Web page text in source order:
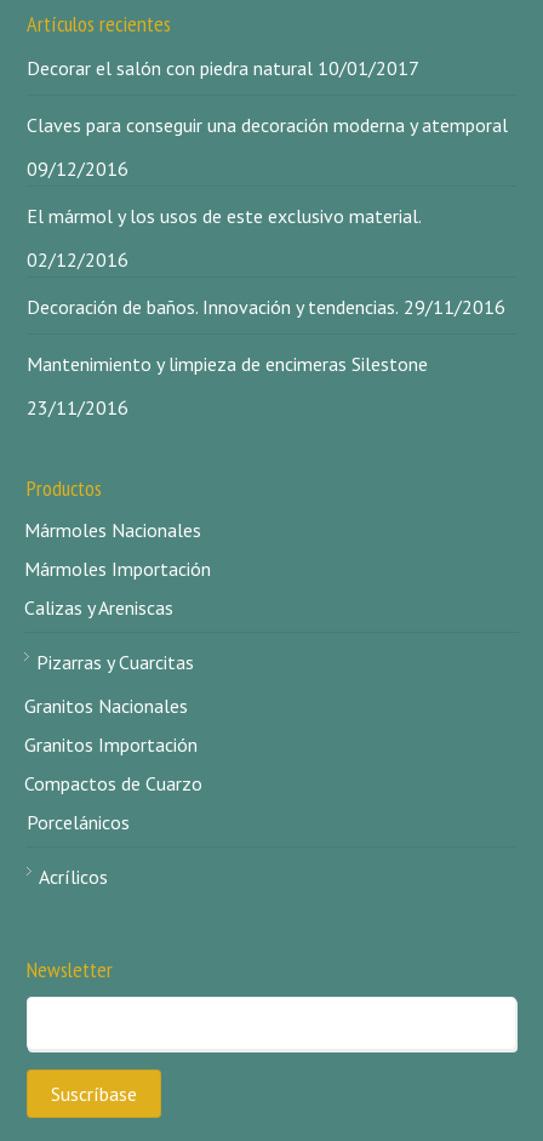
Artículos recientes
Decorar el salón con piedra natural 10/01/2017
Claves para conseguir una decoración moderna y atemporal
09/12/2016
El mármol y los usos de este exclusivo material.
02/12/2016
Decoración de baños. Innovación y tendencias. 29/11/2016
Mantenimiento y limpieza de encimeras Silestone
23/11/2016
Productos
Mármoles Nacionales
Mármoles Importación
Calizas y Areniscas
Pizarras y Cuarcitas
Granitos Nacionales
Granitos Importación
Compactos de Cuarzo
Porcelánicos
Acrílicos
Newsletter